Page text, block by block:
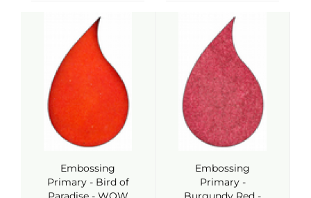
Embossing
Primary - Bird of
Embossing
Primary -